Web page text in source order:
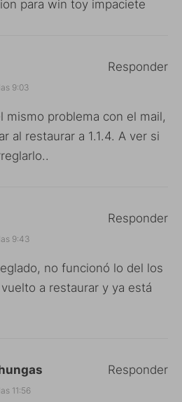
para win toy impaciete
9:03
mismo problema con el mail,
al restaurar a 1.1.4. A ver si
Responder
9:43
no funcionó lo del los
a restaurar y ya está
Responder
11:56
Responder